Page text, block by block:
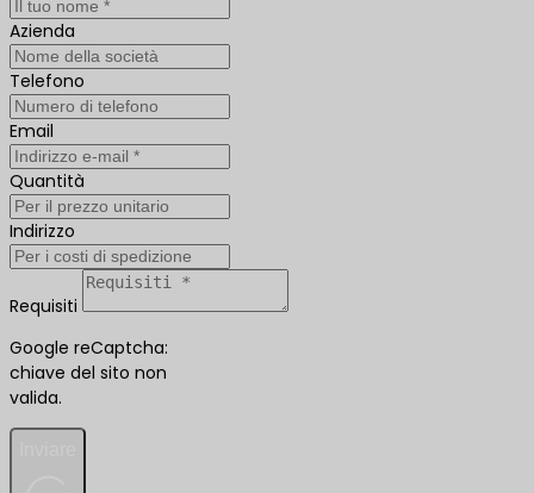
Azienda
Telefono
Email
Quantità
Indirizzo
Requisiti
Google reCaptcha:
chiave del sito non
valida.